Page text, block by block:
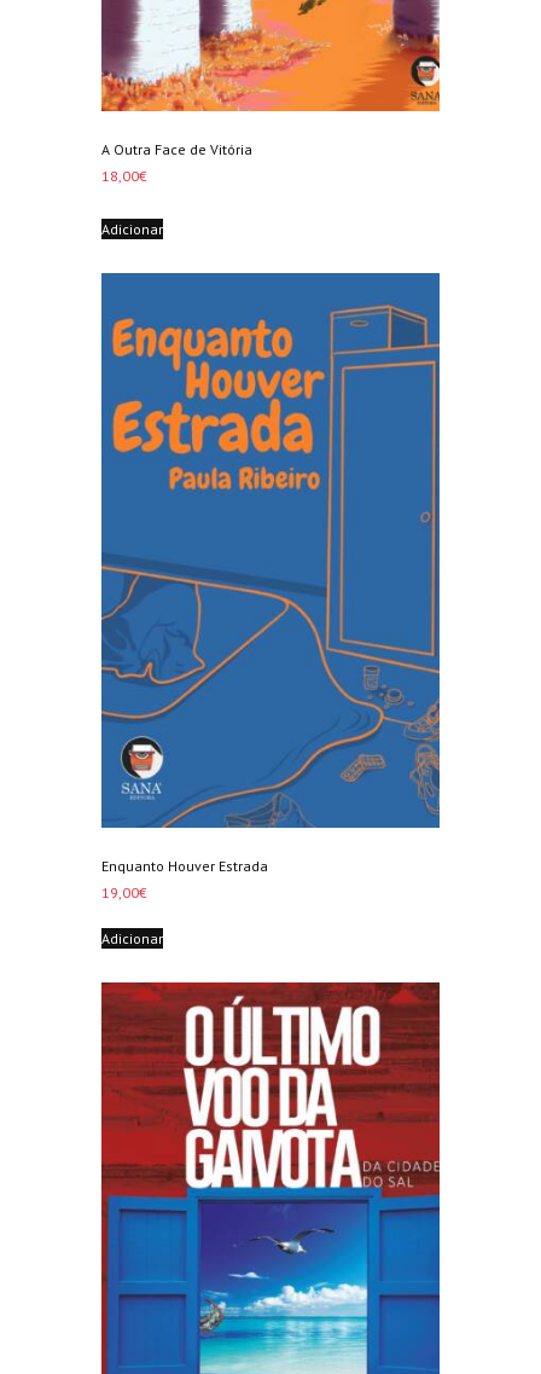
A Outra Face de Vitória
18,00€
Adicionar
Enquanto Houver Estrada
19,00€
Adicionar